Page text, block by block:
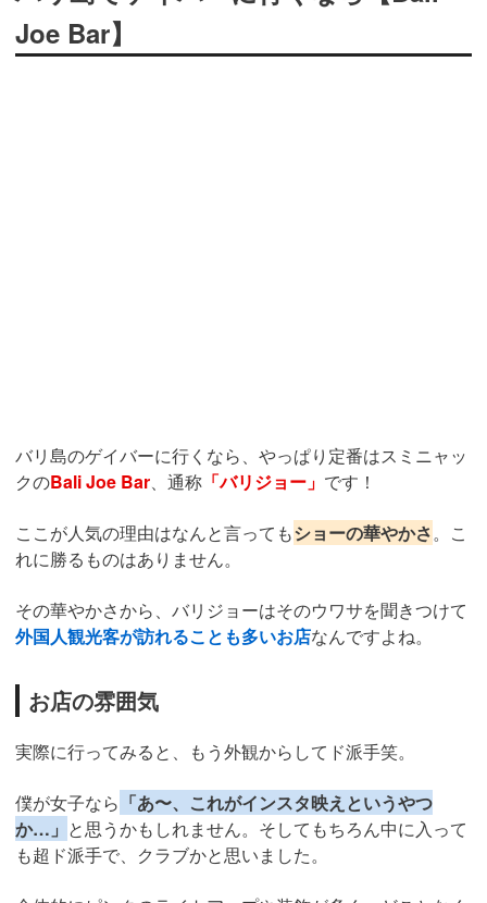
Joe Bar】
バリ島のゲイバーに行くなら、やっぱり定番はスミニャッ
クのBali Joe Bar、通称 「バリジョー」 です！
ここが人気の理由はなんと言ってもショーの華やかさ。こ
れに勝るものはありません。
その華やかさから、バリジョーはそのウワサを聞きつけて
外国人観光客が訪れることも多いお店なんですよね。
お店の雰囲気
実際に行ってみると、もう外観からしてド派手笑。
僕が女子なら 「あ〜、これがインスタ映えというやつ
か…」 と思うかもしれません。そしてもちろん中に入って
も超ド派手で、クラブかと思いました。